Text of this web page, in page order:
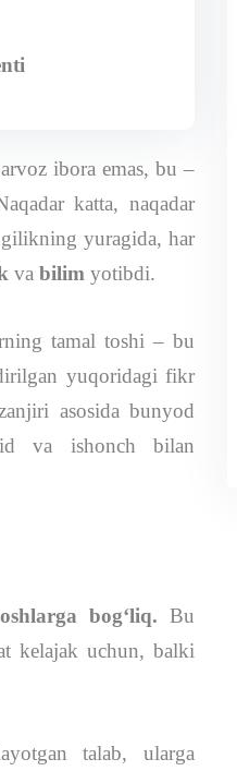
ibora emas, bu –
katta, naqadar
yuragida, har
va bilim yotibdi.
tamal toshi – bu
yuqoridagi fikr
zanjiri asosida bunyod
va ishonch bilan
bogʻliq. Bu
kelajak uchun, balki
talab, ularga